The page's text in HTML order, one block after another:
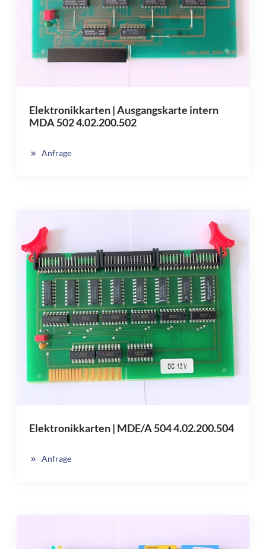
Elektronikkarten | Ausgangskarte intern
MDA 502 4.02.200.502
Anfrage
Elektronikkarten | MDE/A 504 4.02.200.504
Anfrage